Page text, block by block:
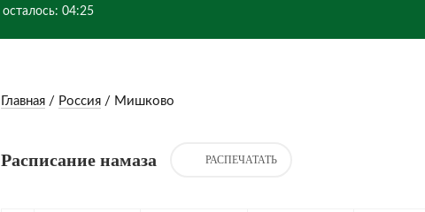
осталось: 04:25
Главная / Россия / Мишково
Расписание намаза РАСПЕЧАТАТЬ